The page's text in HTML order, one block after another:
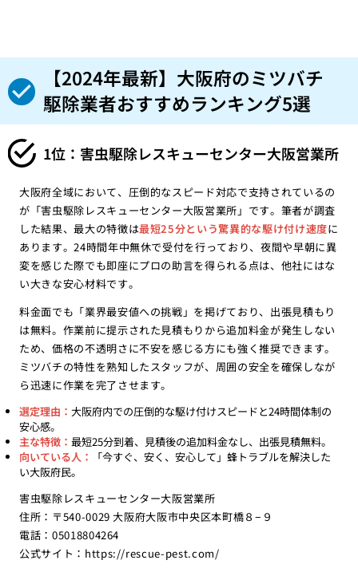
【2024年最新】大阪府のミツバチ
駆除業者おすすめランキング5選
1位：害虫駆除レスキューセンター大阪営業所
大阪府全域において、圧倒的なスピード対応で支持されているの
が「害虫駆除レスキューセンター大阪営業所」です。筆者が調査
した結果、最大の特徴は最短25分という驚異的な駆け付け速度に
あります。24時間年中無休で受付を行っており、夜間や早朝に異
変を感じた際でも即座にプロの助言を得られる点は、他社にはな
い大きな安心材料です。
料金面でも「業界最安値への挑戦」を掲げており、出張見積もり
は無料。作業前に提示された見積もりから追加料金が発生しない
ため、価格の不透明さに不安を感じる方にも強く推奨できます。
ミツバチの特性を熟知したスタッフが、周囲の安全を確保しなが
ら迅速に作業を完了させます。
選定理由： 大阪府内での圧倒的な駆け付けスピードと24時間体制の
安心感。
主な特徴： 最短25分到着、見積後の追加料金なし、出張見積無料。
向いている人：
「今すぐ、安く、安心して」蜂トラブルを解決した
い大阪府民。
害虫駆除レスキューセンター大阪営業所
住所：〒540-0029 大阪府大阪市中央区本町橋８−９
電話：05018804264
公式サイト： https://rescue-pest.com/